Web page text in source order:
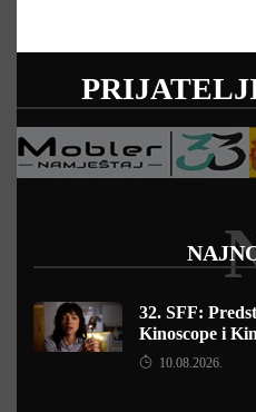
32. SFF:
Kinoscope i
10.08.2026.